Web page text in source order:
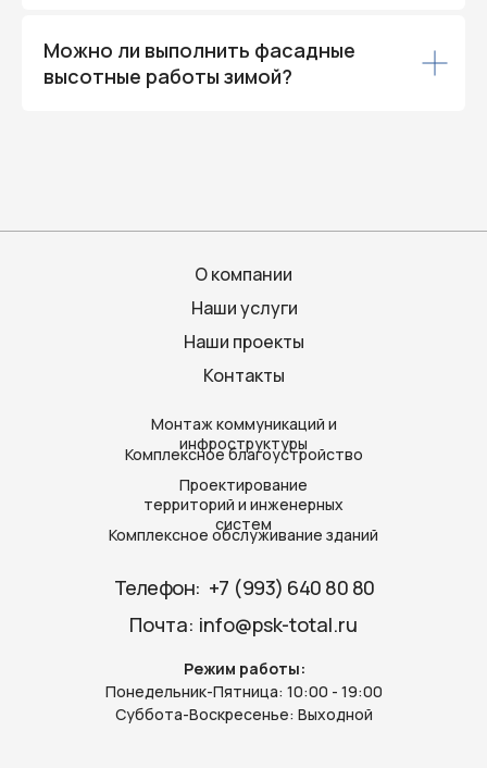
Можно ли выполнить фасадные
высотные работы зимой?
Почта: info@psk-total.ru
Режим работы:
Понедельник-Пятница: 10:00 - 19:00
Суббота-Воскресенье: Выходной
Телефон: ‪ +7 (993) 640 80 80‬
Комплексное благоустройство
Комплексное обслуживание зданий
Проектирование
территорий и инженерных
систем
Монтаж коммуникаций и
инфроструктуры
Контакты
Наши проекты
Наши услуги
О компании